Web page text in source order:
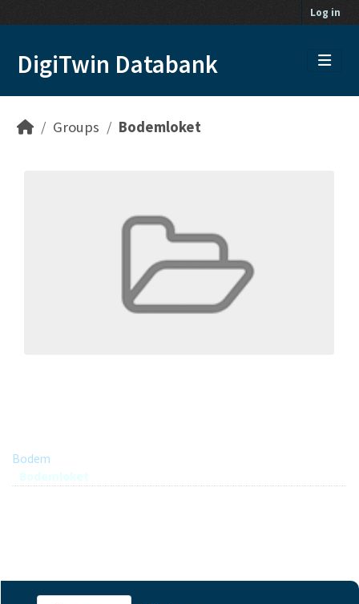
Log in
DigiTwin Databank
Groups Bodemloket
Bodem
Bodemloket